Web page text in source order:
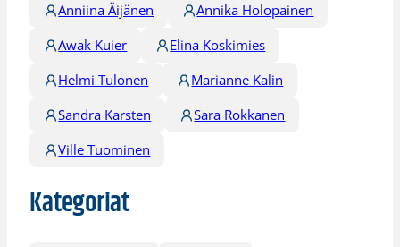
Anniina Äijänen
Annika Holopainen
Awak Kuier
Elina Koskimies
Helmi Tulonen
Marianne Kalin
Sandra Karsten
Sara Rokkanen
Ville Tuominen
Kategoriat